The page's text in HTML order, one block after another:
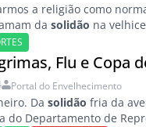
a religião como
dasolidão na
Flu e Copa
Portal do Envelhecimento
Dasolidão fria da
do Departamento de